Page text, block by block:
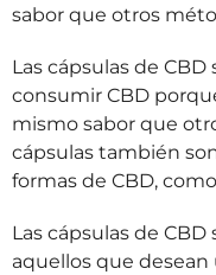
sabor que otros
Las cápsulas de
consumir CBD
mismo sabor que
cápsulas también
formas de CBD,
Las cápsulas de
aquellos que